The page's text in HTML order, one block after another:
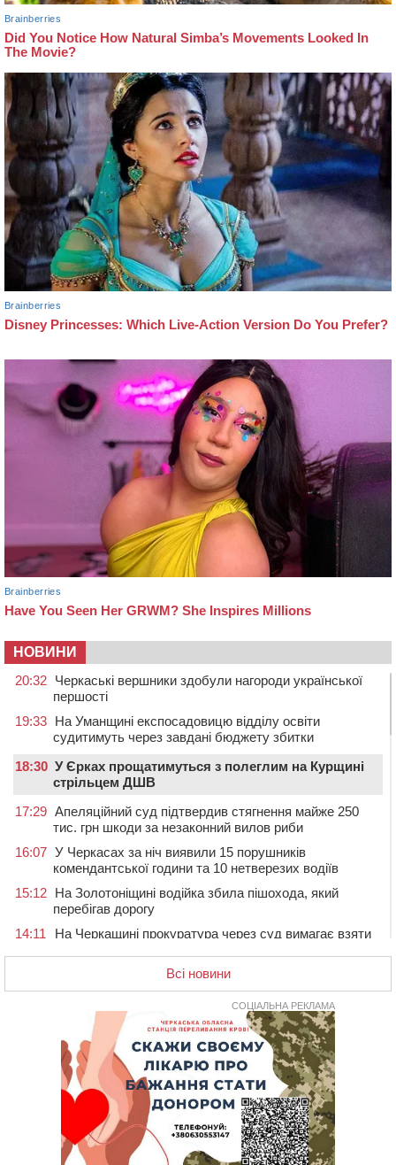
НОВИНИ
20:32 Черкаські вершники здобули нагороди української
першості
19:33
На Уманщині експосадовицю відділу освіти
судитимуть через завдані бюджету збитки
18:30 У Єрках прощатимуться з полеглим на Курщині
стрільцем ДШВ
17:29 Апеляційний суд підтвердив стягнення майже 250
тис. грн шкоди за незаконний вилов риби
16:07 У Черкасах за ніч виявили 15 порушників
комендантської години та 10 нетверезих водіїв
15:12
На Золотоніщині водійка збила пішохода, який
перебігав дорогу
14:11
На Черкащині прокуратура через суд вимагає взяти
У Смілі біля магазину під колесами вантажівки
загинула жінка
У Черкасах пропонують для приватизації
п’ятиповерховий об’єкт у центрі міста
Не вистачає стажу для пенсії: як його докупити та що
потрібно знати
У Черкасах виявили низку недоліків у гуртожитку, де
проживають ВПО
07 СЕРПНЯ 2026, П'ЯТНИЦЯ
Всі новини
СОЦІАЛЬНА РЕКЛАМА